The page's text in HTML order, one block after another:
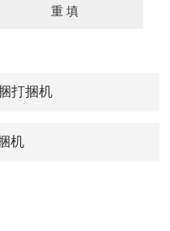
打捆机
机